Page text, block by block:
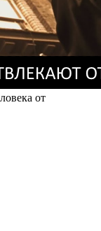
от